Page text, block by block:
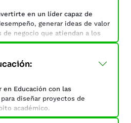
de liderazgo, toma de
de problemas.
en un líder capaz de
generar ideas de valor
de negocio que atiendan a los
esta maestría cumple con lo
y la adquisición de
Educación con las
diseñar proyectos de
académico.